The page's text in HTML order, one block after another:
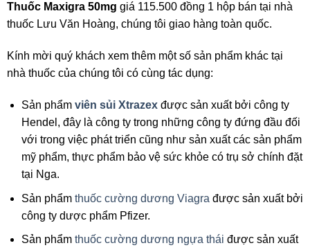
Thuốc Maxigra 50mg giá 115.500 đồng 1 hộp bán tại nhà
thuốc Lưu Văn Hoàng, chúng tôi giao hàng toàn quốc.
Kính mời quý khách xem thêm một số sản phẩm khác tại
nhà thuốc của chúng tôi có cùng tác dụng:
Sản phẩm viên sủi Xtrazexđược sản xuất bởi công ty
Hendel, đây là công ty trong những công ty đứng đầu đối
với trong việc phát triển cũng như sản xuất các sản phẩm
mỹ phẩm, thực phẩm bảo vệ sức khỏe có trụ sở chính đặt
tại Nga.
Sản phẩm thuốc cường dương Viagra được sản xuất bởi
công ty dược phẩm Pfizer.
Sản phẩm thuốc cường dương ngựa thái được sản xuất